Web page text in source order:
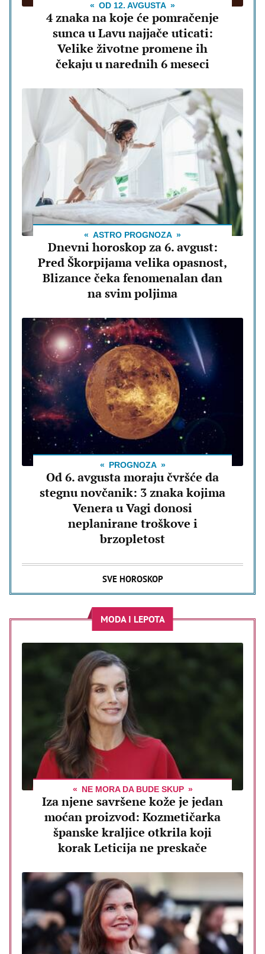
OD 12. AVGUSTA
4 znaka na koje će pomračenje
sunca u Lavu najjače uticati:
Velike životne promene ih
čekaju u narednih 6 meseci
ASTRO PROGNOZA
Dnevni horoskop za 6. avgust:
Pred Škorpijama velika opasnost,
Blizance čeka fenomenalan dan
na svim poljima
PROGNOZA
Od 6. avgusta moraju čvršće da
stegnu novčanik: 3 znaka kojima
Venera u Vagi donosi
neplanirane troškove i
brzopletost
SVE HOROSKOP
MODA I LEPOTA
NE MORA DA BUDE SKUP
Iza njene savršene kože je jedan
moćan proizvod: Kozmetičarka
španske kraljice otkrila koji
korak Leticija ne preskače